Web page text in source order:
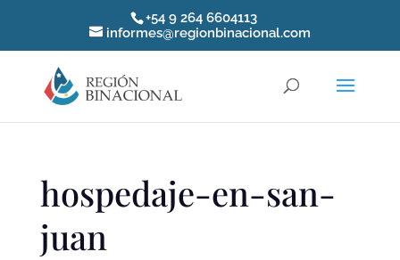
+54 9 264 6604113
informes@regionbinacional.com
hospedaje-en-san-
juan